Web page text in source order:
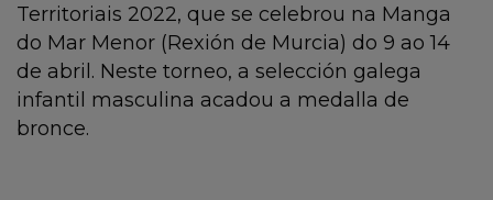
Territoriais 2022, que se celebrou na Manga
do Mar Menor (Rexión de Murcia) do 9 ao 14
de abril. Neste torneo, a selección galega
infantil masculina acadou a medalla de
bronce.